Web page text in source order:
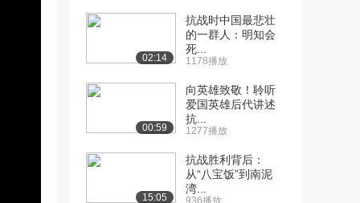
02:14
抗战时中国最悲壮
的一群人：明知会
死...
1178播放
00:59
向英雄致敬！聆听
爱国英雄后代讲述
抗...
1277播放
15:05
抗战胜利背后：
从“八宝饭”到南泥
湾...
936播放